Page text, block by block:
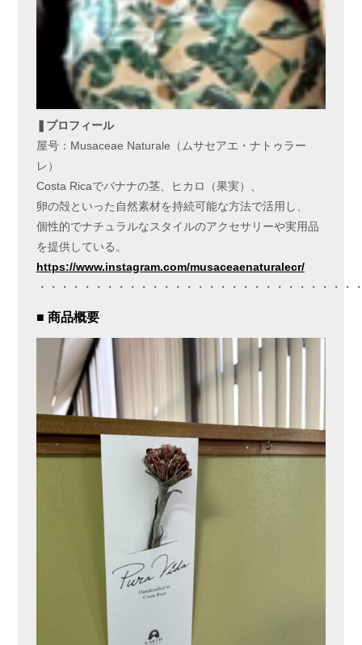
❚プロフィール
屋号：Musaceae Naturale（ムサセアエ・ナトゥラー
レ）
Costa Ricaでバナナの茎、ヒカロ（果実）、
卵の殻といった自然素材を持続可能な方法で活用し、
個性的でナチュラルなスタイルのアクセサリーや実用品
を提供している。
https://www.instagram.com/musaceaenaturalecr/
・・・・・・・・・・・・・・・・・・・・・・・・・・・・
■ 商品概要